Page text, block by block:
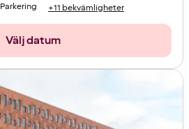
Parkering +11 bekvämligheter
Välj datum